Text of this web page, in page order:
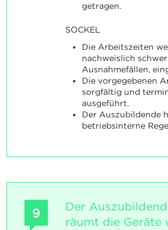
getragen.
SOCKEL
Die Arbeitszeiten
nachweislich
Ausnahmefällen,
Die vorgegebenen
sorgfältig und
ausgeführt.
Der Auszubildende
betriebsinterne
9
Der
räumt die Geräte